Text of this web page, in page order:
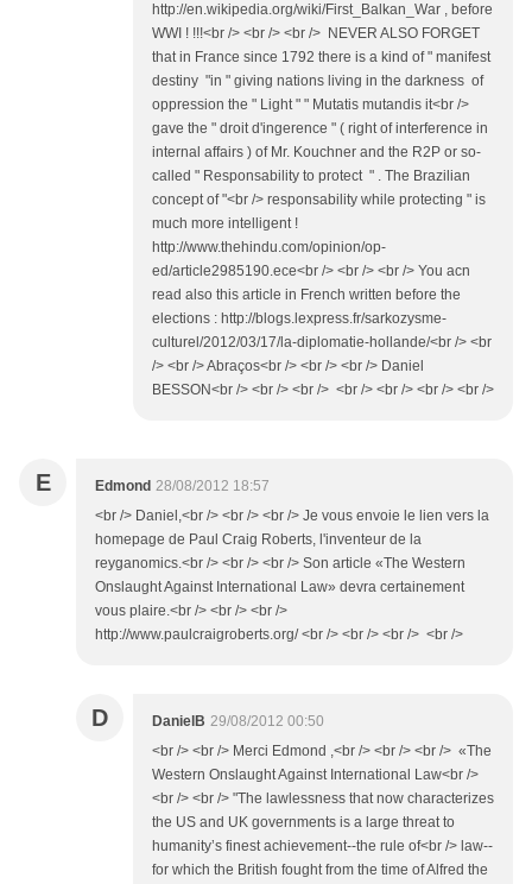
http://en.wikipedia.org/wiki/First_Balkan_War , before
WWI ! !!!<br /> <br /> <br /> NEVER ALSO FORGET
that in France since 1792 there is a kind of " manifest
destiny "in " giving nations living in the darkness of
oppression the " Light " " Mutatis mutandis it<br />
gave the " droit d'ingerence " ( right of interference in
internal affairs ) of Mr. Kouchner and the R2P or so-
called " Responsability to protect " . The Brazilian
concept of "<br /> responsability while protecting " is
much more intelligent !
http://www.thehindu.com/opinion/op-
ed/article2985190.ece<br /> <br /> <br /> You acn
read also this article in French written before the
elections : http://blogs.lexpress.fr/sarkozysme-
culturel/2012/03/17/la-diplomatie-hollande/<br /> <br
/> <br /> Abraços<br /> <br /> <br /> Daniel
BESSON<br /> <br /> <br /> <br /> <br /> <br /> <br />
E Edmond 28/08/2012 18:57
<br /> Daniel,<br /> <br /> <br /> Je vous envoie le lien vers la
homepage de Paul Craig Roberts, l'inventeur de la
reyganomics.<br /> <br /> <br /> Son article «The Western
Onslaught Against International Law» devra certainement
vous plaire.<br /> <br /> <br />
http://www.paulcraigroberts.org/ <br /> <br /> <br /> <br />
D DanielB 29/08/2012 00:50
<br /> <br /> Merci Edmond ,<br /> <br /> <br /> «The
Western Onslaught Against International Law<br />
<br /> <br /> "The lawlessness that now characterizes
the US and UK governments is a large threat to
humanity’s finest achievement--the rule of<br /> law--
for which the British fought from the time of Alfred the